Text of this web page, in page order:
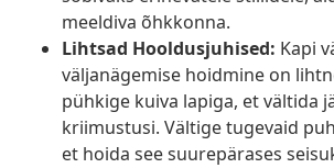
meeldiva õhkkonna.
Lihtsad Hooldusjuhised: Kapi
väljanägemise hoidmine on
pühkige kuiva lapiga, et vältida
kriimustusi. Vältige tugevaid
et hoida see suurepärases